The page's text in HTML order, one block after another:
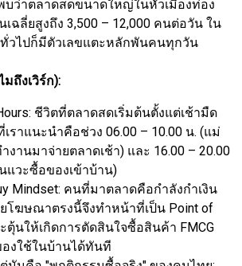
ว่าตลาดสดขนาดใหญ่ในหัวเมืองท่อง
ฉลี่ยสูงถึง 3,500 – 12,000 คนต่อวัน ใน
ไปก็มีตัวเลขแตะหลักพันคนทุกวัน
มถึงเวิร์ก):
ชีวิตที่ตลาดสดเริ่มต้นตั้งแต่เช้ามืด
เราแนะนำคือช่วง 06.00 – 10.00 น. (แม่
านมาจ่ายตลาดเช้า) และ 16.00 – 20.00
แวะซื้อของเข้าบ้าน)
Mindset: คนที่มาตลาดคือกำลังกำเงิน
โฆษณาตรงนี้จึงทำหน้าที่เป็น Point of
ะตุ้นให้เกิดการตัดสินใจซื้อสินค้า FMCG
งใช้ในบ้านได้ทันที